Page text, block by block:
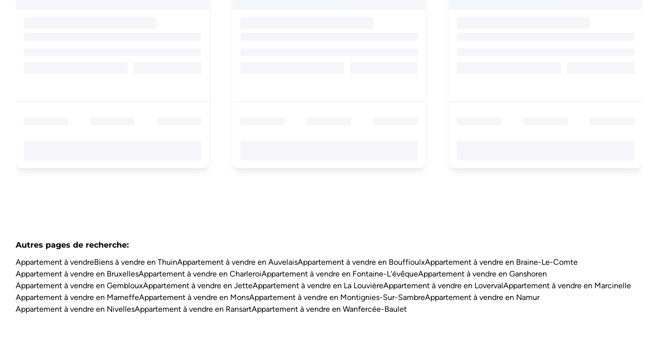
Autres pages de recherche:
Appartement à vendreBiens à vendre en ThuinAppartement à vendre en AuvelaisAppartement à vendre en BouffioulxAppartement à vendre en Braine-Le-Comte
Appartement à vendre en BruxellesAppartement à vendre en CharleroiAppartement à vendre en Fontaine-L'évêqueAppartement à vendre en Ganshoren
Appartement à vendre en GemblouxAppartement à vendre en JetteAppartement à vendre en La LouvièreAppartement à vendre en LovervalAppartement à vendre en Marcinelle
Appartement à vendre en MarneffeAppartement à vendre en MonsAppartement à vendre en Montignies-Sur-SambreAppartement à vendre en Namur
Appartement à vendre en NivellesAppartement à vendre en RansartAppartement à vendre en Wanfercée-Baulet